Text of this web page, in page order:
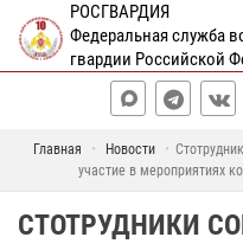
РОСГВАРДИЯ
Федеральная служба
гвардии Российской
Главная Новости
участие в мероприятиях
СТОТРУДНИКИ